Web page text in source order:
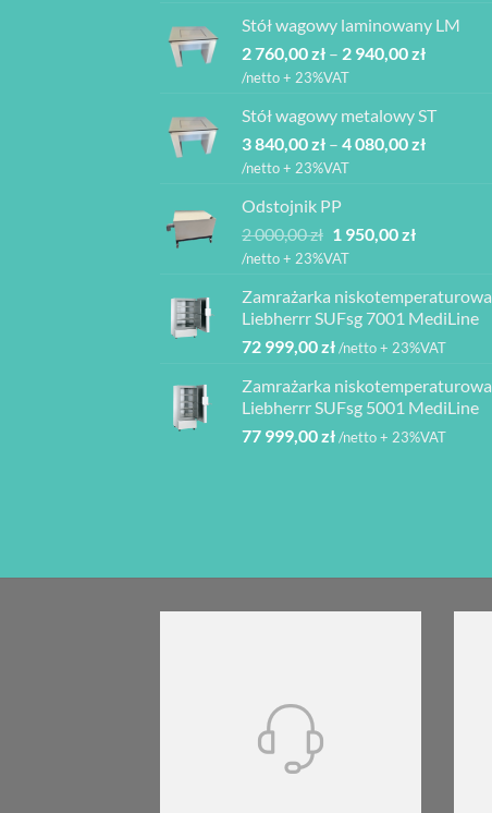
6
850,00 zł.
6
165,00 zł.
Stół wagowy laminowany LM
2 760,00zł – 2 940,00złZakres
2
760,00 zł
/netto + 23%VAT
Stół wagowy metalowy ST
3 840,00zł – 4 080,00złZakres
080,00 zł
/netto + 23%VAT
Odstojnik PP
2 000,00zł Pierwotna
cena
2
000,00 zł.
1 950,00złAktualna
1
950,00 zł.
/netto + 23%VAT
Zamrażarka niskotemperaturowa
Liebherrr SUFsg 7001 MediLine
72 999,00zł/netto + 23%VAT
Zamrażarka niskotemperaturowa
Liebherrr SUFsg 5001 MediLine
77 999,00zł/netto + 23%VAT